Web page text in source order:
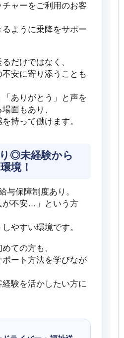
ャーをご利用のお客
ように乗降をサポー
だけではなく、
安に寄り添うことも
「ありがとう」と声を
面もあり、
持って働けます。
◎未経験から
境！
与保障制度あり。
が不安…」という方
やすい環境です。
ての方も、
ート方法を学びなが
験を活かしたい方に